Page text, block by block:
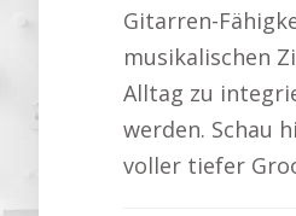
Gitarren-
musikalischen
Alltag zu
werden. Schau
voller tiefer